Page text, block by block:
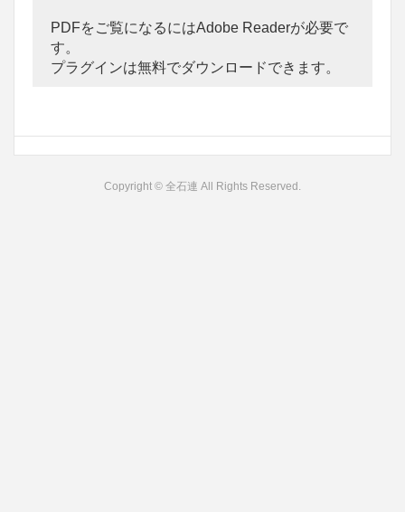
PDFをご覧になるにはAdobe Readerが必要で
す。
プラグインは無料でダウンロードできます。
Copyright © 全石連 All Rights Reserved.